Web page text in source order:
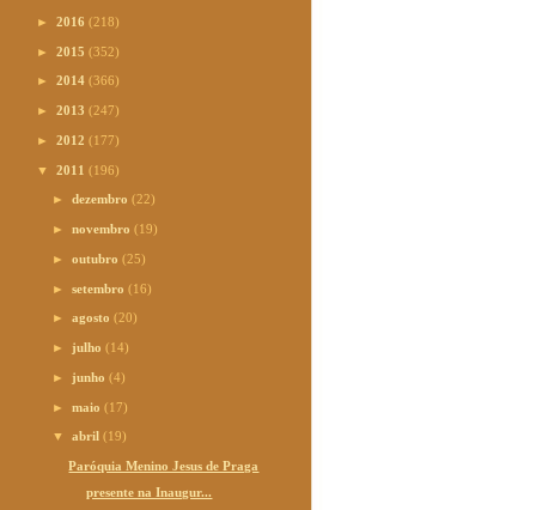
► 2016 (218)
► 2015 (352)
► 2014 (366)
► 2013 (247)
► 2012 (177)
▼ 2011 (196)
►dezembro(22)
►novembro(19)
►outubro(25)
►setembro(16)
►agosto(20)
► julho(14)
► junho(4)
►maio(17)
▼abril(19)
Paróquia Menino Jesus de Praga
presente na Inaugur...